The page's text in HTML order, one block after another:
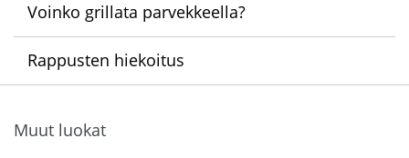
Voinko grillata parvekkeella?
Rappusten hiekoitus
Muut luokat